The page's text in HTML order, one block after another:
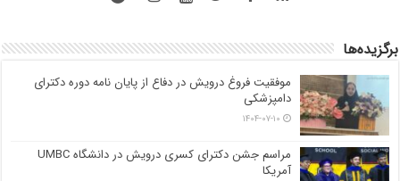
برگزیده‌ها
موفقیت فروغ درویش در دفاع از پایان نامه دوره دکترای
دامپزشکی
۱۴۰۴-۰۷-۱۰
مراسم جشن دکترای کسری درویش در دانشگاه UMBC
آمریکا